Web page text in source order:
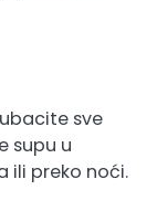
sve
supu u
ili preko noći.